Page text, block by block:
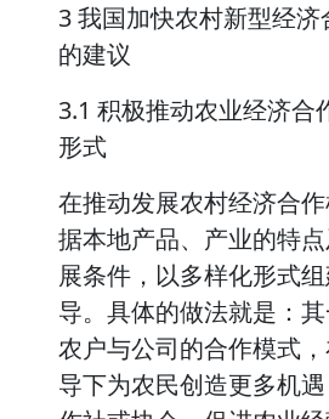
3 我国加快农村新型经
的建议
3.1 积极推动农业经济合
形式
在推动发展农村经济合
据本地产品、产业的特
展条件，以多样化形式
导。具体的做法就是：
农户与公司的合作模式
导下为农民创造更多机